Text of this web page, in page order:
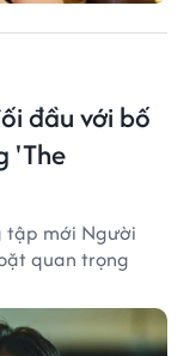
đầu với bố
'The
tập mới Người
quan trọng